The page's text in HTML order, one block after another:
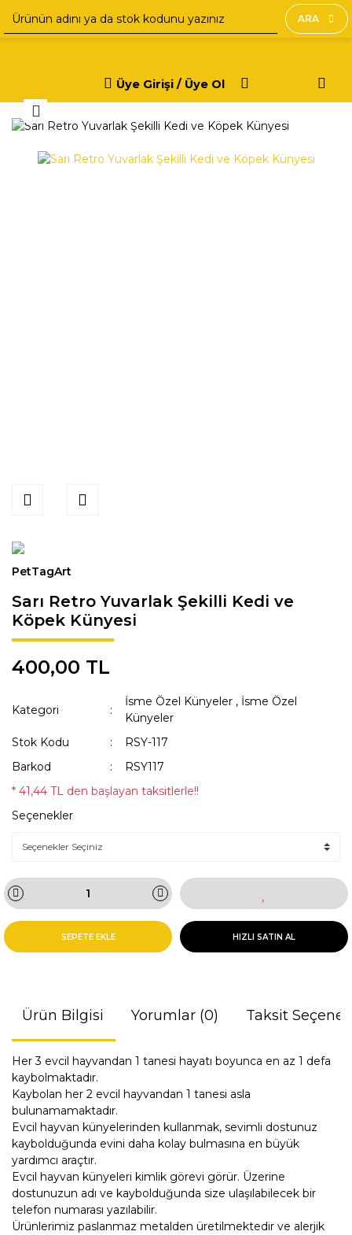
ARA
Üye Girişi / Üye Ol
PetTagArt
Sarı Retro Yuvarlak Şekilli Kedi ve
Köpek Künyesi
400,00 TL
Kategori
İsme Özel Künyeler , İsme Özel
Künyeler
Stok Kodu
RSY-117
Barkod
RSY117
* 41,44 TL den başlayan taksitlerle!!
Seçenekler
SEPETE EKLE HIZLI SATIN AL
Ürün Bilgisi Yorumlar (0) Taksit
Her 3 evcil hayvandan 1 tanesi hayatı boyunca en az 1 defa
kaybolmaktadır.
Kaybolan her 2 evcil hayvandan 1 tanesi asla
bulunamamaktadır.
Evcil hayvan künyelerinden kullanmak, sevimli dostunuz
kaybolduğunda evini daha kolay bulmasına en büyük
yardımcı araçtır.
Evcil hayvan künyeleri kimlik görevi görür. Üzerine
dostunuzun adı ve kaybolduğunda size ulaşılabilecek bir
telefon numarası yazılabilir.
Ürünlerimiz paslanmaz metalden üretilmektedir ve alerjik